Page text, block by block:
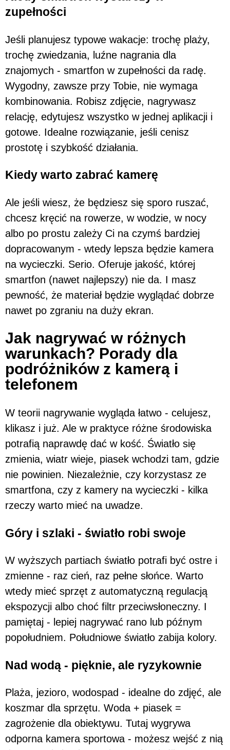
zupełności
Jeśli planujesz typowe wakacje: trochę plaży,
trochę zwiedzania, luźne nagrania dla
znajomych - smartfon w zupełności da radę.
Wygodny, zawsze przy Tobie, nie wymaga
kombinowania. Robisz zdjęcie, nagrywasz
relację, edytujesz wszystko w jednej aplikacji i
gotowe. Idealne rozwiązanie, jeśli cenisz
prostotę i szybkość działania.
Kiedy warto zabrać kamerę
Ale jeśli wiesz, że będziesz się sporo ruszać,
chcesz kręcić na rowerze, w wodzie, w nocy
albo po prostu zależy Ci na czymś bardziej
dopracowanym - wtedy lepsza będzie kamera
na wycieczki. Serio. Oferuje jakość, której
smartfon (nawet najlepszy) nie da. I masz
pewność, że materiał będzie wyglądać dobrze
nawet po zgraniu na duży ekran.
Jak nagrywać w różnych
warunkach? Porady dla
podróżników z kamerą i
telefonem
W teorii nagrywanie wygląda łatwo - celujesz,
klikasz i już. Ale w praktyce różne środowiska
potrafią naprawdę dać w kość. Światło się
zmienia, wiatr wieje, piasek wchodzi tam, gdzie
nie powinien. Niezależnie, czy korzystasz ze
smartfona, czy z kamery na wycieczki - kilka
rzeczy warto mieć na uwadze.
Góry i szlaki - światło robi swoje
W wyższych partiach światło potrafi być ostre i
zmienne - raz cień, raz pełne słońce. Warto
wtedy mieć sprzęt z automatyczną regulacją
ekspozycji albo choć filtr przeciwsłoneczny. I
pamiętaj - lepiej nagrywać rano lub późnym
popołudniem. Południowe światło zabija kolory.
Nad wodą - pięknie, ale ryzykownie
Plaża, jezioro, wodospad - idealne do zdjęć, ale
koszmar dla sprzętu. Woda + piasek =
zagrożenie dla obiektywu. Tutaj wygrywa
odporna kamera sportowa - możesz wejść z nią